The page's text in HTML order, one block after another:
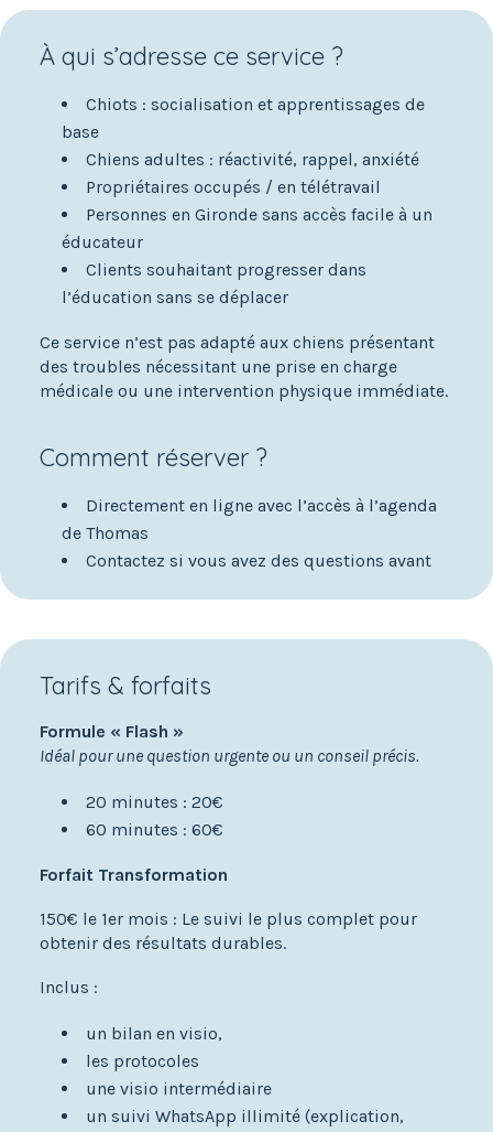
À qui s’adresse ce service ?
Chiots : socialisation et apprentissages de
base
Chiens adultes : réactivité, rappel, anxiété
Propriétaires occupés / en télétravail
Personnes en Gironde sans accès facile à un
éducateur
Clients souhaitant progresser dans
l’éducation sans se déplacer
Ce service n’est pas adapté aux chiens présentant
des troubles nécessitant une prise en charge
médicale ou une intervention physique immédiate.
Comment réserver ?
Directement en ligne avec l’accès à l’agenda
de Thomas
Contactez si vous avez des questions avant
Tarifs & forfaits
Formule « Flash »
Idéal pour une question urgente ou un conseil précis.
20 minutes : 20€
60 minutes : 60€
Forfait Transformation
150€ le 1er mois : Le suivi le plus complet pour
obtenir des résultats durables.
Inclus :
un bilan en visio,
les protocoles
une visio intermédiaire
un suivi WhatsApp illimité (explication,